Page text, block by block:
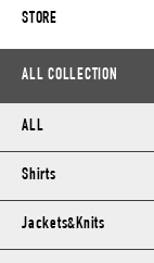
STORE
ALL COLLECTION
ALL
Shirts
Jackets&Knits